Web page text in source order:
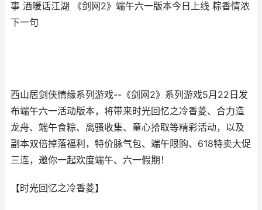
事 酒暖话江湖 《剑网2》端午六一版本今日上线 粽香情浓
下一句
西山居剑侠情缘系列游戏--《剑网2》系列游戏5月22日发
布端午六一活动版本，将带来时光回忆之冷香菱、合力造
龙舟、端午食粽、离骚收集、童心拾取等精彩活动，以及
副本双倍掉落福利，特价脉气包、端午限购、618特卖大促
三连，邀你一起欢度端午、六一假期！
【时光回忆之冷香菱】